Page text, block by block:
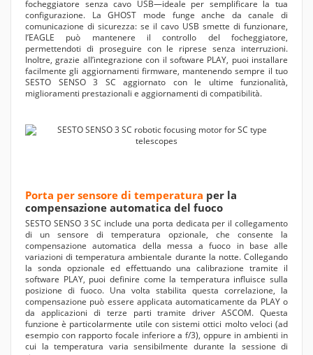
focheggiatore senza cavo USB—ideale per semplificare la tua
configurazione. La GHOST mode funge anche da canale di
comunicazione di sicurezza: se il cavo USB smette di funzionare,
l’EAGLE può mantenere il controllo del focheggiatore,
permettendoti di proseguire con le riprese senza interruzioni.
Inoltre, grazie all’integrazione con il software PLAY, puoi installare
facilmente gli aggiornamenti firmware, mantenendo sempre il tuo
SESTO SENSO 3 SC aggiornato con le ultime funzionalità,
miglioramenti prestazionali e aggiornamenti di compatibilità.
Porta per sensore di temperatura per la
compensazione automatica del fuoco
SESTO SENSO 3 SC include una porta dedicata per il collegamento
di un sensore di temperatura opzionale, che consente la
compensazione automatica della messa a fuoco in base alle
variazioni di temperatura ambientale durante la notte. Collegando
la sonda opzionale ed effettuando una calibrazione tramite il
software PLAY, puoi definire come la temperatura influisce sulla
posizione di fuoco. Una volta stabilita questa correlazione, la
compensazione può essere applicata automaticamente da PLAY o
da applicazioni di terze parti tramite driver ASCOM. Questa
funzione è particolarmente utile con sistemi ottici molto veloci (ad
esempio con rapporto focale inferiore a f/3), oppure in ambienti in
cui la temperatura varia sensibilmente durante la sessione di